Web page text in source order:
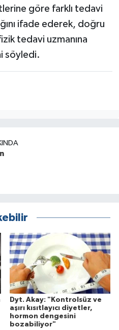
göre farklı tedavi
ifade ederek, doğru
tedavi uzmanına
söyledi.
Dyt. Akay: "Kontrolsüz ve
aşırı kısıtlayıcı diyetler,
hormon dengesini
bozabiliyor"